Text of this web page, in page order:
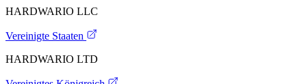
HARDWARIO LLC
Vereinigte Staaten
HARDWARIO LTD